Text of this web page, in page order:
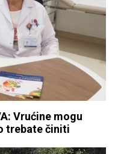
Vrućine mogu
trebate činiti